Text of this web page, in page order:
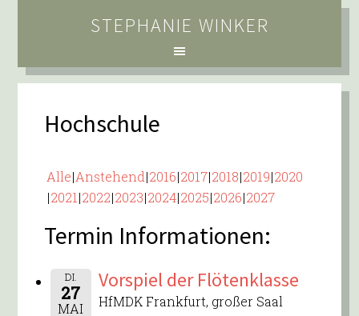
STEPHANIE WINKER
Hochschule
Alle Anstehend 2016 2017 2018 2019 2020
2021 2022 2023 2024 2025 2026 2027
Termin Informationen:
DI.
27
MAI
Vorspiel der Flötenklasse
HfMDK Frankfurt, großer Saal